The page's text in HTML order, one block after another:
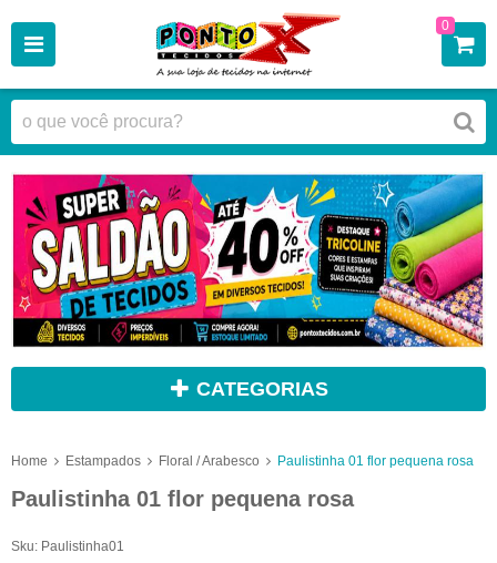
0
CATEGORIAS
Home Estampados Floral / Arabesco Paulistinha 01 flor pequena rosa
Paulistinha 01 flor pequena rosa
Sku: Paulistinha01